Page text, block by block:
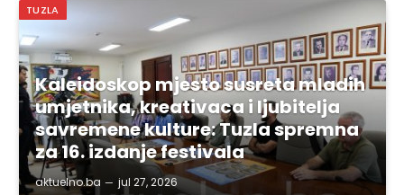
TUZLA
Kaleidoskop mjesto susreta mladih
umjetnika, kreativaca i ljubitelja
savremene kulture: Tuzla spremna
za 16. izdanje festivala
aktuelno.ba jul 27, 2026